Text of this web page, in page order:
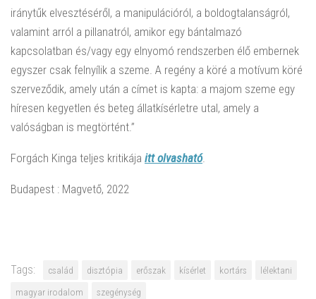
iránytűk elvesztéséről, a manipulációról, a boldogtalanságról,
valamint arról a pillanatról, amikor egy bántalmazó
kapcsolatban és/vagy egy elnyomó rendszerben élő embernek
egyszer csak felnyílik a szeme. A regény a köré a motívum köré
szerveződik, amely után a címet is kapta: a majom szeme egy
híresen kegyetlen és beteg állatkísérletre utal, amely a
valóságban is megtörtént.”
Forgách Kinga teljes kritikája itt olvasható.
Budapest : Magvető, 2022
Tags: család disztópia erőszak kísérlet kortárs
lélektani
magyar irodalom
szegénység